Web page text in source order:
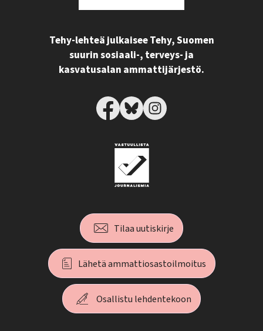
Tehy-lehteä julkaisee Tehy, Suomen
suurin sosiaali-, terveys- ja
kasvatusalan ammattijärjestö.
Tilaa uutiskirje
Lähetä ammattiosastoilmoitus
Osallistu lehdentekoon